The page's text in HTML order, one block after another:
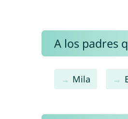
A los padres
Mila